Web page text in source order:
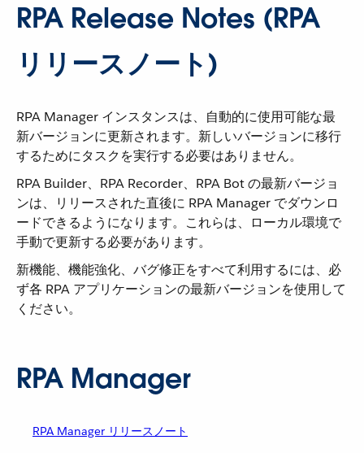
RPA Release Notes (RPA
リリースノート)
RPA Manager インスタンスは、自動的に使用可能な最
新バージョンに更新されます。新しいバージョンに移行
するためにタスクを実行する必要はありません。
RPA Builder、RPA Recorder、RPA Bot の最新バージョ
ンは、リリースされた直後に RPA Manager でダウンロ
ードできるようになります。これらは、ローカル環境で
手動で更新する必要があります。
新機能、機能強化、バグ修正をすべて利用するには、必
ず各 RPA アプリケーションの最新バージョンを使用して
ください。
RPA Manager
RPA Manager リリースノート